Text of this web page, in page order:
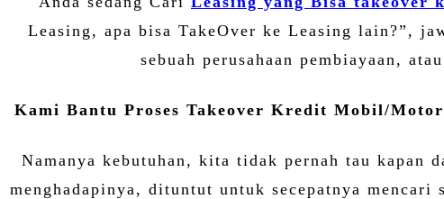
Leasing, apa bisa TakeOver ke Leasing lain?”,
sebuah perusahaan pembiayaan,
Kami Bantu Proses Takeover Kredit Mobil/
Namanya kebutuhan, kita tidak pernah tau kapan
menghadapinya, dituntut untuk secepatnya